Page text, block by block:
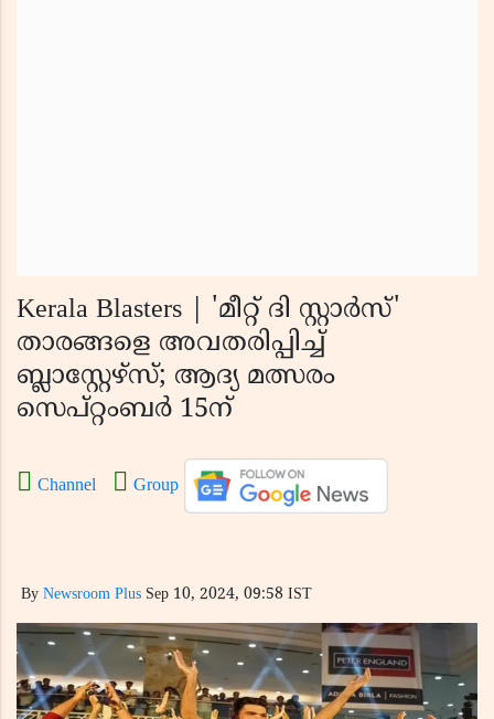
Kerala Blasters | 'മീറ്റ് ദി സ്റ്റാർസ്'
താരങ്ങളെ അവതരിപ്പിച്ച്
ബ്ലാസ്റ്റേഴ്സ്; ആദ്യ മത്സരം
സെപ്റ്റംബർ 15ന്
Channel Group
By Newsroom Plus Sep 10, 2024, 09:58 IST